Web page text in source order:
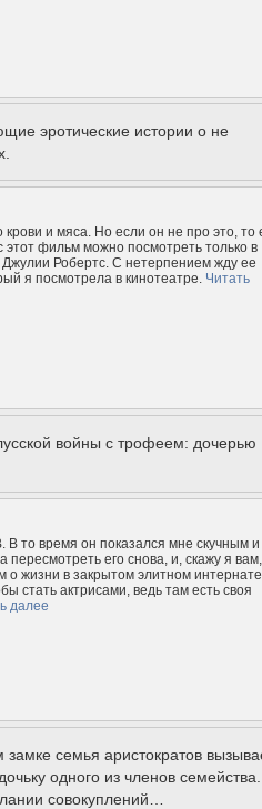
эротические истории о не
и мяса. Но если он не про это, то
фильм можно посмотреть только в
Робертс. С нетерпением жду ее
я посмотрела в кинотеатре. Читать
войны с трофеем: дочерью
то время он показался мне скучным и
его снова, и, скажу я вам,
жизни в закрытом элитном интернате
стать актрисами, ведь там есть своя
далее
семья аристократов
одного из членов семейства.
совокуплений…